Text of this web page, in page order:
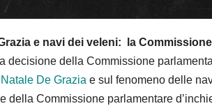
e navi dei veleni:
la
decisione della Commissione
De Grazia e sul fenomeno delle
della Commissione parlamentare